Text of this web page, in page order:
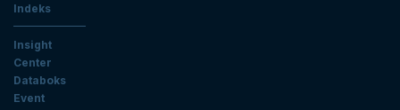
Indeks
Insight
Center
Databoks
Event